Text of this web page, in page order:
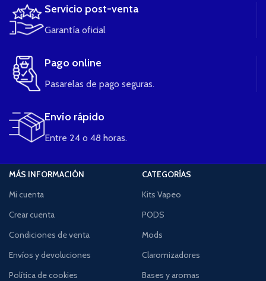
Servicio post-venta
Garantía oficial
Pago online
Pasarelas de pago seguras.
Envío rápido
Entre 24 o 48 horas.
MÁS INFORMACIÓN
Mi cuenta
Crear cuenta
Condiciones de venta
Envíos y devoluciones
Política de cookies
CATEGORÍAS
Kits Vapeo
PODS
Mods
Claromizadores
Bases y aromas